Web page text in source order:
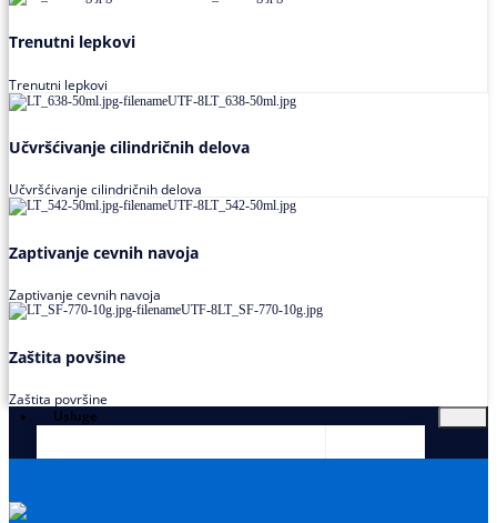
Trenutni lepkovi
Trenutni lepkovi
Učvršćivanje cilindričnih delova
Učvršćivanje cilindričnih delova
Zaptivanje cevnih navoja
Zaptivanje cevnih navoja
Zaštita povšine
Zaštita površine
Usluge